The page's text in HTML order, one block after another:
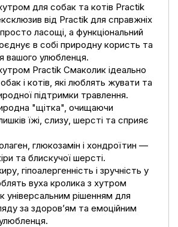
для собак та котів Practik
від Practik для справжніх
ласощі, а функціональний
в собі природну користь та
вашого улюбленця.
Practik Смаколик ідеально
і котів, які люблять жувати та
підтримки травлення.
"щітка", очищаючи
їжі, слизу, шерсті та сприяє
глюкозамін і хондроїтин —
та блискучої шерсті.
гіпоалергенність і зручність у
вуха кролика з хутром
універсальним рішенням для
за здоров’ям та емоційним